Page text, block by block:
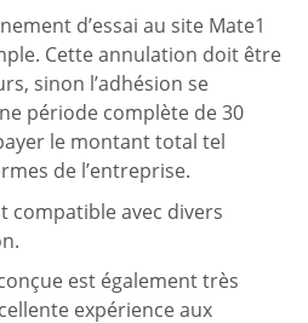
d’essai au site Mate1
Cette annulation doit être
sinon l’adhésion se
période complète de 30
le montant total tel
de l’entreprise.
compatible avec divers
est également très
expérience aux